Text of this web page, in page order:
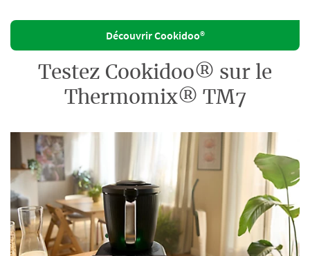
Découvrir Cookidoo®
Testez Cookidoo® sur le
Thermomix® TM7